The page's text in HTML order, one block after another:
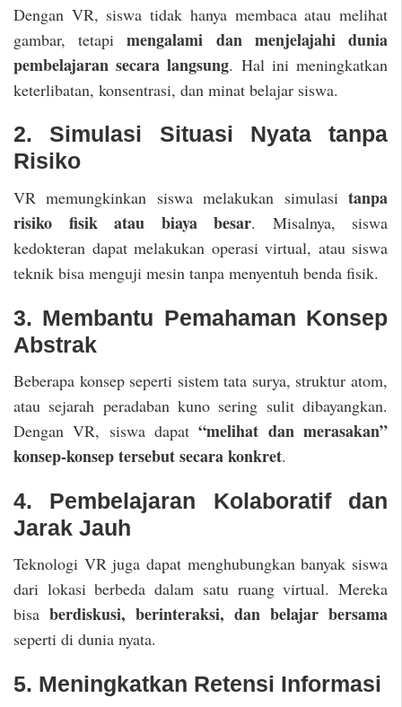
Dengan VR, siswa tidak hanya membaca atau melihat
gambar, tetapimengalami dan menjelajahi dunia
pembelajaran secara langsung. Hal ini meningkatkan
keterlibatan, konsentrasi, dan minat belajar siswa.
2. Simulasi Situasi Nyata tanpa
Risiko
VR memungkinkan siswa melakukan simulasi tanpa
risiko fisik atau biaya besar. Misalnya, siswa
kedokteran dapat melakukan operasi virtual, atau siswa
teknik bisa menguji mesin tanpa menyentuh benda fisik.
3. Membantu Pemahaman Konsep
Abstrak
Beberapa konsep seperti sistem tata surya, struktur atom,
atau sejarah peradaban kuno sering sulit dibayangkan.
Dengan VR, siswa dapat“melihat dan merasakan”
konsep-konsep tersebut secara konkret.
4. Pembelajaran Kolaboratif dan
Jarak Jauh
Teknologi VR juga dapat menghubungkan banyak siswa
dari lokasi berbeda dalam satu ruang virtual. Mereka
bisa berdiskusi, berinteraksi, dan belajar bersama
seperti di dunia nyata.
5. Meningkatkan Retensi Informasi